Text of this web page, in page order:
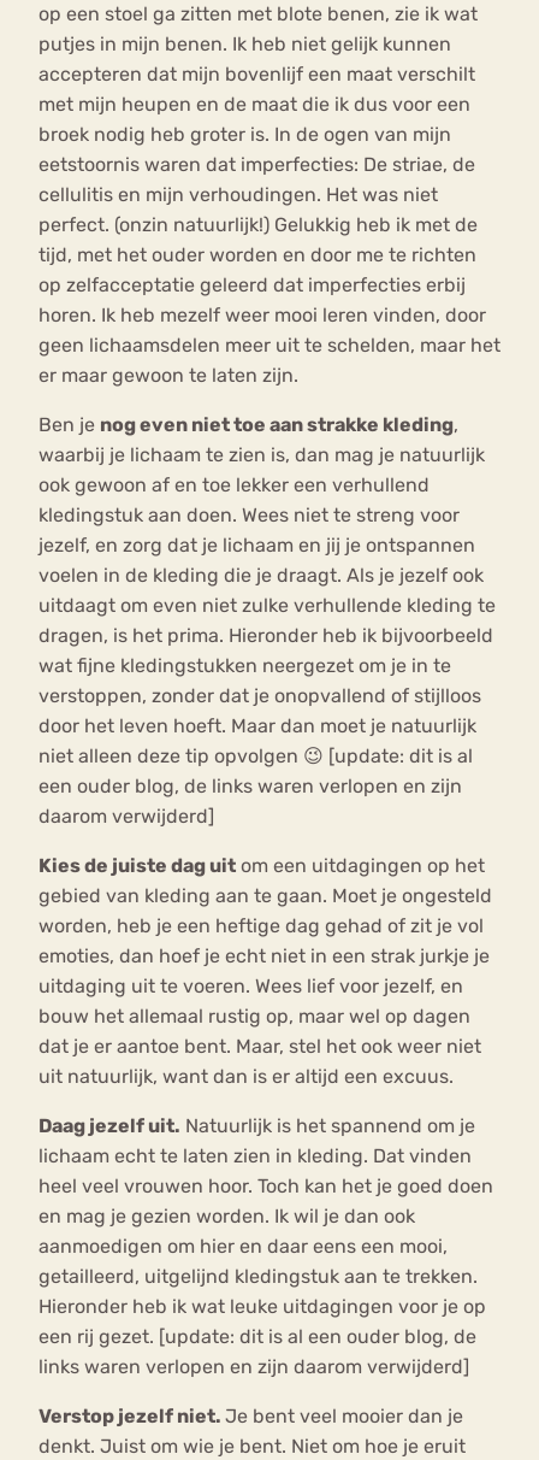
op een stoel ga zitten met blote benen, zie ik wat
putjes in mijn benen. Ik heb niet gelijk kunnen
accepteren dat mijn bovenlijf een maat verschilt
met mijn heupen en de maat die ik dus voor een
broek nodig heb groter is. In de ogen van mijn
eetstoornis waren dat imperfecties: De striae, de
cellulitis en mijn verhoudingen. Het was niet
perfect. (onzin natuurlijk!) Gelukkig heb ik met de
tijd, met het ouder worden en door me te richten
op zelfacceptatie geleerd dat imperfecties erbij
horen. Ik heb mezelf weer mooi leren vinden, door
geen lichaamsdelen meer uit te schelden, maar het
er maar gewoon te laten zijn.
Ben je nog even niet toe aan strakke kleding,
waarbij je lichaam te zien is, dan mag je natuurlijk
ook gewoon af en toe lekker een verhullend
kledingstuk aan doen. Wees niet te streng voor
jezelf, en zorg dat je lichaam en jij je ontspannen
voelen in de kleding die je draagt. Als je jezelf ook
uitdaagt om even niet zulke verhullende kleding te
dragen, is het prima. Hieronder heb ik bijvoorbeeld
wat fijne kledingstukken neergezet om je in te
verstoppen, zonder dat je onopvallend of stijlloos
door het leven hoeft. Maar dan moet je natuurlijk
niet alleen deze tip opvolgen 😉 [update: dit is al
een ouder blog, de links waren verlopen en zijn
daarom verwijderd]
Kies de juiste dag uit om een uitdagingen op het
gebied van kleding aan te gaan. Moet je ongesteld
worden, heb je een heftige dag gehad of zit je vol
emoties, dan hoef je echt niet in een strak jurkje je
uitdaging uit te voeren. Wees lief voor jezelf, en
bouw het allemaal rustig op, maar wel op dagen
dat je er aantoe bent. Maar, stel het ook weer niet
uit natuurlijk, want dan is er altijd een excuus.
Daag jezelf uit. Natuurlijk is het spannend om je
lichaam echt te laten zien in kleding. Dat vinden
heel veel vrouwen hoor. Toch kan het je goed doen
en mag je gezien worden. Ik wil je dan ook
aanmoedigen om hier en daar eens een mooi,
getailleerd, uitgelijnd kledingstuk aan te trekken.
Hieronder heb ik wat leuke uitdagingen voor je op
een rij gezet. [update: dit is al een ouder blog, de
links waren verlopen en zijn daarom verwijderd]
Verstop jezelf niet. Je bent veel mooier dan je
denkt. Juist om wie je bent. Niet om hoe je eruit